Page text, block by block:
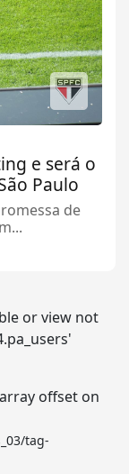
e será o
Paulo
de
or view not
offset on
tag-